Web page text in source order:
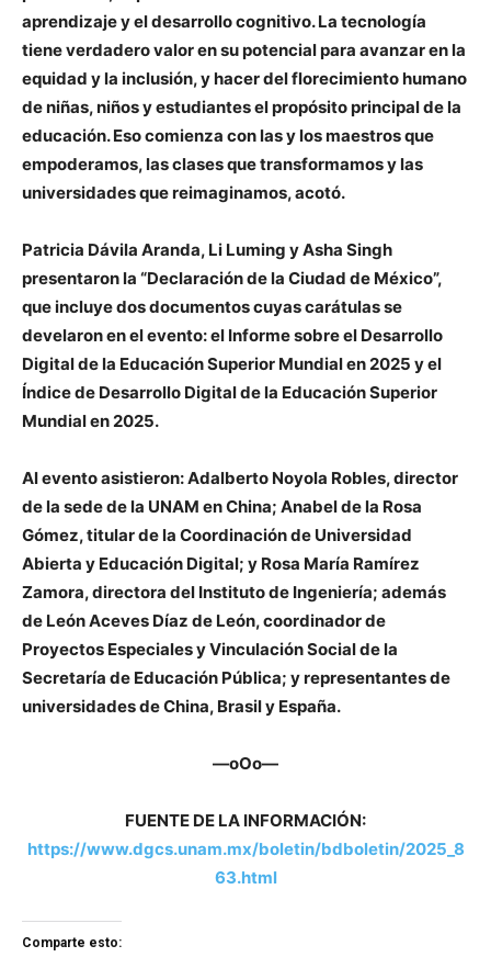
aprendizaje y el desarrollo cognitivo. La tecnología
tiene verdadero valor en su potencial para avanzar en la
equidad y la inclusión, y hacer del florecimiento humano
de niñas, niños y estudiantes el propósito principal de la
educación. Eso comienza con las y los maestros que
empoderamos, las clases que transformamos y las
universidades que reimaginamos, acotó.
Patricia Dávila Aranda, Li Luming y Asha Singh
presentaron la “Declaración de la Ciudad de México”,
que incluye dos documentos cuyas carátulas se
develaron en el evento: el Informe sobre el Desarrollo
Digital de la Educación Superior Mundial en 2025 y el
Índice de Desarrollo Digital de la Educación Superior
Mundial en 2025.
Al evento asistieron: Adalberto Noyola Robles, director
de la sede de la UNAM en China; Anabel de la Rosa
Gómez, titular de la Coordinación de Universidad
Abierta y Educación Digital; y Rosa María Ramírez
Zamora, directora del Instituto de Ingeniería; además
de León Aceves Díaz de León, coordinador de
Proyectos Especiales y Vinculación Social de la
Secretaría de Educación Pública; y representantes de
universidades de China, Brasil y España.
—oOo—
FUENTE DE LA INFORMACIÓN:
https://www.dgcs.unam.mx/boletin/bdboletin/2025_8
63.html
Comparte esto: